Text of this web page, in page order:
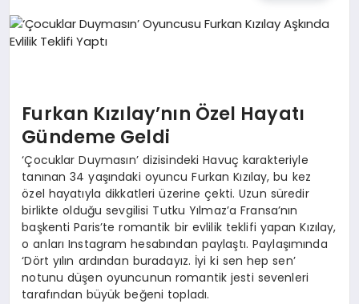
EĞITIM
Furkan Kızılay’nın Özel Hayatı
Gündeme Geldi
‘Çocuklar Duymasın’ dizisindeki Havuç karakteriyle
tanınan 34 yaşındaki oyuncu Furkan Kızılay, bu kez
özel hayatıyla dikkatleri üzerine çekti. Uzun süredir
birlikte olduğu sevgilisi Tutku Yılmaz’a Fransa’nın
başkenti Paris’te romantik bir evlilik teklifi yapan Kızılay,
o anları Instagram hesabından paylaştı. Paylaşımında
‘Dört yılın ardından buradayız. İyi ki sen hep sen’
notunu düşen oyuncunun romantik jesti sevenleri
tarafından büyük beğeni topladı.